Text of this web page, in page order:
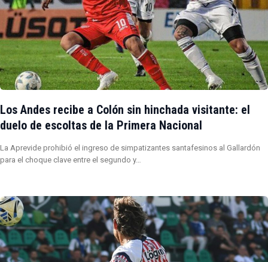
Los Andes recibe a Colón sin hinchada visitante: el
duelo de escoltas de la Primera Nacional
La Aprevide prohibió el ingreso de simpatizantes santafesinos al Gallardón
para el choque clave entre el segundo y…